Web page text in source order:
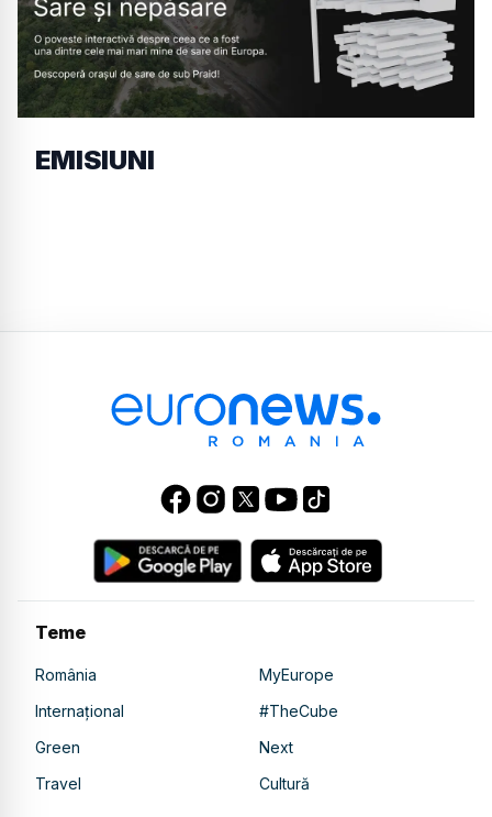
EMISIUNI
Teme
România
MyEurope
Internațional
#TheCube
Green
Next
Travel
Cultură